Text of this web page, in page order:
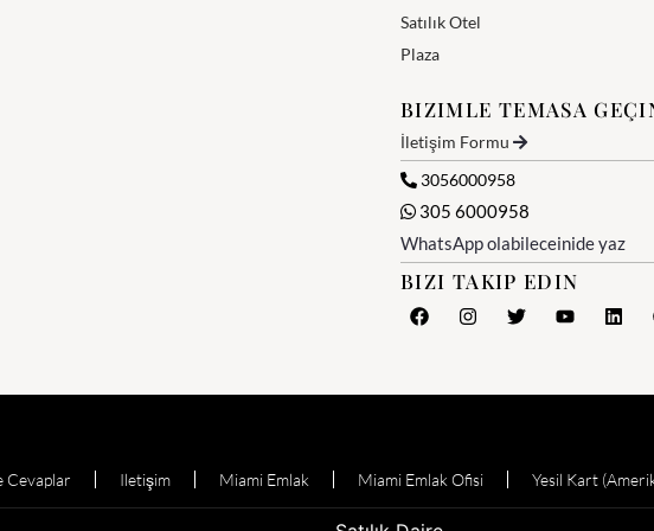
Satılık Otel
Plaza
BIZIMLE TEMASA
İletişim Formu
3056000958
305 6000958
WhatsApp olabileceinide yaz
BIZI TAKIP EDIN
Cevaplar Iletişim Miami Emlak Miami Emlak Ofisi Yesil Kart